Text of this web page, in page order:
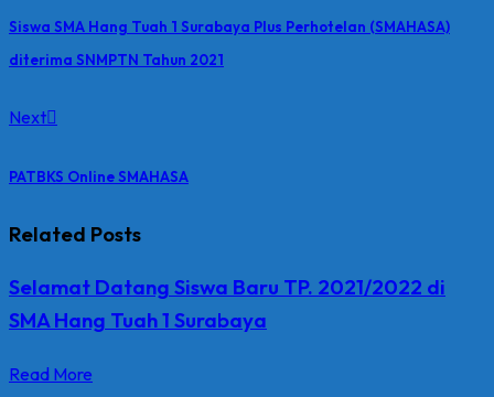
Siswa SMA Hang Tuah 1 Surabaya Plus Perhotelan (SMAHASA)
diterima SNMPTN Tahun 2021
Next
PATBKS Online SMAHASA
Related Posts
Selamat Datang Siswa Baru TP. 2021/2022 di
SMA Hang Tuah 1 Surabaya
Read More